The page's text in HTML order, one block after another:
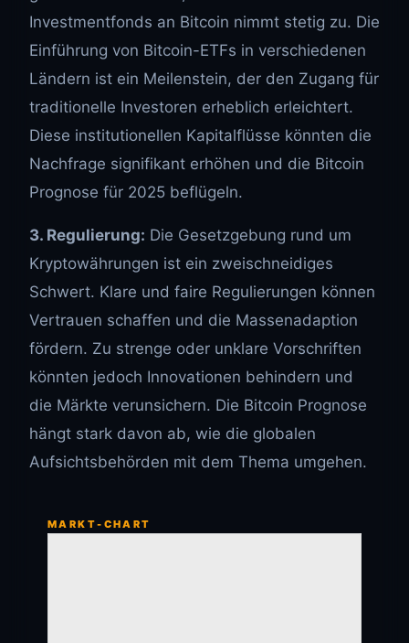
Investmentfonds an Bitcoin nimmt stetig zu. Die
Einführung von Bitcoin-ETFs in verschiedenen
Ländern ist ein Meilenstein, der den Zugang für
traditionelle Investoren erheblich erleichtert.
Diese institutionellen Kapitalflüsse könnten die
Nachfrage signifikant erhöhen und die Bitcoin
Prognose für 2025 beflügeln.
3. Regulierung: Die Gesetzgebung rund um
Kryptowährungen ist ein zweischneidiges
Schwert. Klare und faire Regulierungen können
Vertrauen schaffen und die Massenadaption
fördern. Zu strenge oder unklare Vorschriften
könnten jedoch Innovationen behindern und
die Märkte verunsichern. Die Bitcoin Prognose
hängt stark davon ab, wie die globalen
Aufsichtsbehörden mit dem Thema umgehen.
MARKT-CHART